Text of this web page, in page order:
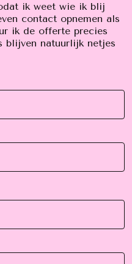
ik weet wie ik blij
contact opnemen als
ik de offerte precies
blijven natuurlijk netjes